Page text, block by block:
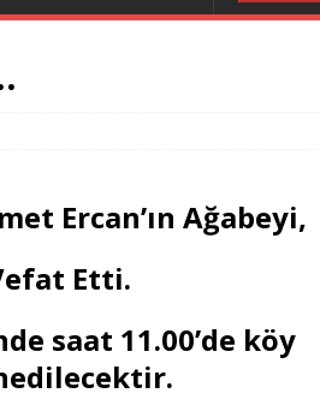
Ercan’ın Ağabeyi,
Etti.
saat 11.00’de köy